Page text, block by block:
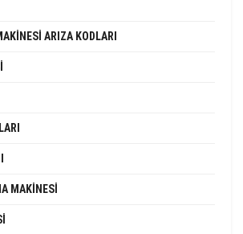
ARIZA KODLARI
MAKINESI